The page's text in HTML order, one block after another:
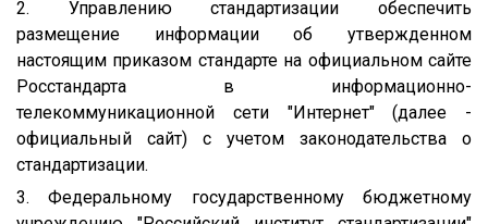
2. Управлению стандартизации обеспечить
размещение информации об утвержденном
настоящим приказом стандарте на официальном сайте
Росстандарта в информационно-
телекоммуникационной сети "Интернет" (далее -
официальный сайт) с учетом законодательства о
стандартизации.
3. Федеральному государственному бюджетному